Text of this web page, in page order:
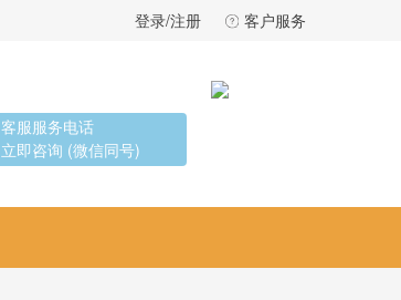
登录/注册 客户服务
客服服务电话
立即咨询 (微信同号)